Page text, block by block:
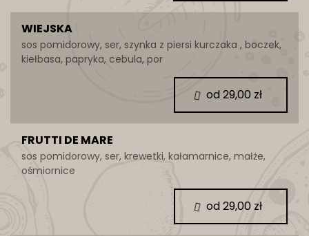
WIEJSKA
sos pomidorowy, ser, szynka z piersi kurczaka , boczek,
kiełbasa, papryka, cebula, por
FRUTTI DE MARE
sos pomidorowy, ser, krewetki, kałamarnice, małże,
ośmiornice